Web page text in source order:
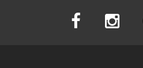
facebook